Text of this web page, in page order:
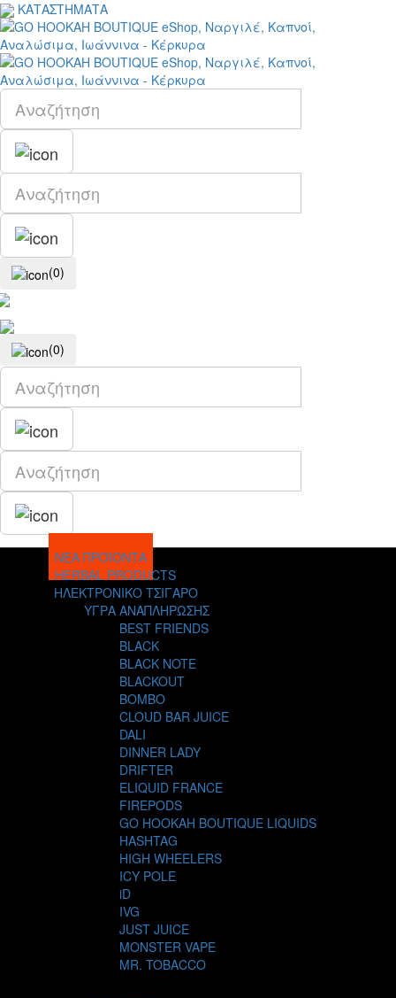
ΚΑΤΑΣΤΗΜΑΤΑ
(0)
(0)
ΝΕΑ ΠΡΟΪΟΝΤΑ
HERBAL PRODUCTS
ΗΛΕΚΤΡΟΝΙΚΟ ΤΣΙΓΑΡΟ
ΥΓΡΑ ΑΝΑΠΛΗΡΩΣΗΣ
BEST FRIENDS
BLACK
BLACK NOTE
BLACKOUT
BOMBO
CLOUD BAR JUICE
DALI
DINNER LADY
DRIFTER
ELIQUID FRANCE
FIREPODS
GO HOOKAH BOUTIQUE LIQUIDS
HASHTAG
HIGH WHEELERS
ICY POLE
iD
IVG
JUST JUICE
MONSTER VAPE
MR. TOBACCO